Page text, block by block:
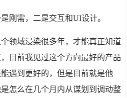
刚需，二是交互和UI设计。
领域浸染很多年，才能真正知道
目前我见过这个方向最好的产品
遇到更好的，但是目前就是他
怎么在几个月内从谋划到调动整